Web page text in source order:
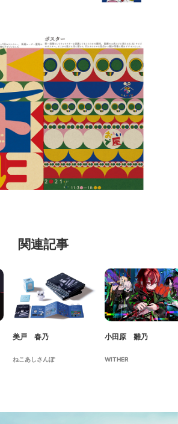
関連記事
美戸 春乃
ねこあしさんぽ
小田原 雛乃
WITHER